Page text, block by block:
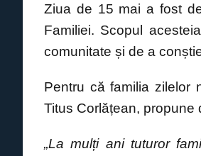
c
e
b
o
o
at
s
A
p
p
ss
e
n
g
er
p
y
Li
n
k
Ziua de 15 mai a fost
Familiei. Scopul
comunitate și de a
Pentru că familia zilelor
Titus Corlățean, propune
„La mulți ani tuturor